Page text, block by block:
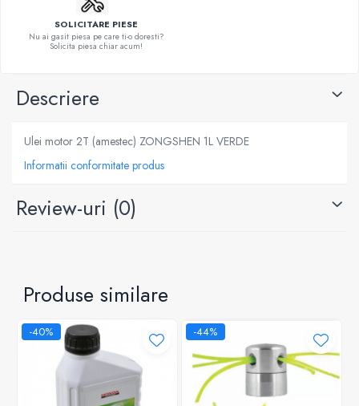
SOLICITARE PIESE
Nu ai gasit piesa pe care ti-o doresti?
Solicita piesa chiar acum!
Descriere
Ulei motor 2T (amestec) ZONGSHEN 1L VERDE
Informatii conformitate produs
Review-uri (0)
Produse similare
-40% -44%